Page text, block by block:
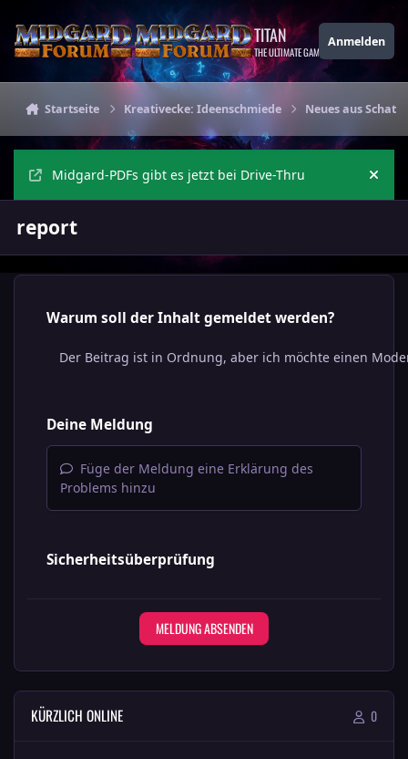
TITAN
THE ULTIMATE GAMING THEME
Anmelden
Startseite Kreativecke: Ideenschmiede Neues aus
Midgard-PDFs gibt es jetzt bei Drive-Thru
report
Warum soll der Inhalt gemeldet werden?
Deine Meldung
Füge der Meldung eine Erklärung des
Problems hinzu
Sicherheitsüberprüfung
MELDUNG ABSENDEN
KÜRZLICH ONLINE 0